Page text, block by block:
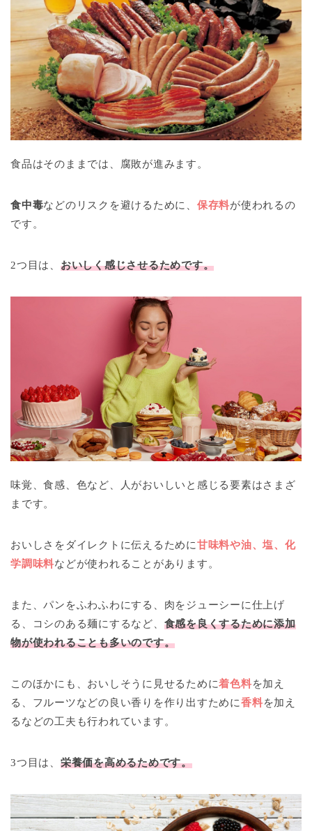
食品はそのままでは、腐敗が進みます。
食中毒などのリスクを避けるために、 保存料が使われるの
です。
2つ目は、 おいしく感じさせるためです。
味覚、食感、色など、人がおいしいと感じる要素はさまざ
まです。
おいしさをダイレクトに伝えるために甘味料や油、塩、化
学調味料などが使われることがあります。
また、パンをふわふわにする、肉をジューシーに仕上げ
る、コシのある麺にするなど、 食感を良くするために添加
物が使われることも多いのです。
このほかにも、おいしそうに見せるために着色料を加え
る、フルーツなどの良い香りを作り出すために香料を加え
るなどの工夫も行われています。
3つ目は、 栄養価を高めるためです。